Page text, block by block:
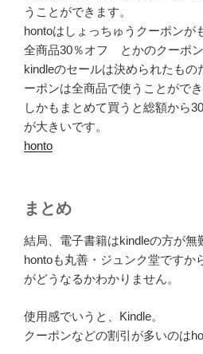
うことができます。
hontoはしょっちゅうクーポンが
全商品30％オフ とかのクーポン
kindleのセールは決められたもの
ーポンは全商品で使うことができ
しかもまとめて買うと総額から
が大きいです。
honto
まとめ
結局、電子書籍はkindleの方が無
hontoも丸善・ジュンク堂ですか
がどうなるかわかりません。
使用感でいうと、Kindle。
クーポンなどの割引が多いのは